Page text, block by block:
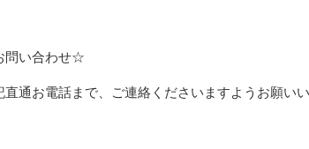
問い合わせ☆
通お電話まで、ご連絡くださいますようお願い